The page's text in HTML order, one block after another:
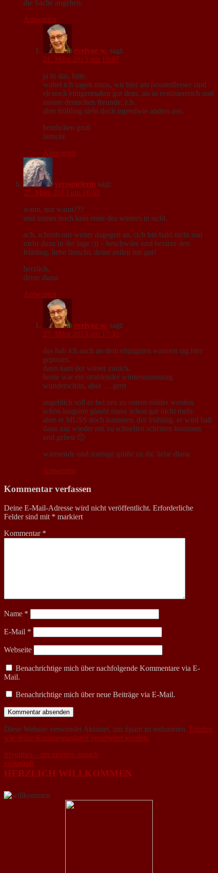
die Sache angehen.
Antworten
evelyne w. sagt:
21. März 2013 um 19:07
ja tu das, bitte.
wobei ich sagen muss, wir hier am neusiedlersee sind
eh noch einigermaßen gut dran, als in restösterreich und
unsere deutschen freunde, z.b.
aber frühling sieht doch irgendwie anders aus.
herzlichen gruß
lintschi
Antworten
versspielerin sagt:
27. März 2013 um 16:42
wann, nur wann???
und immer noch kein ende des winters in sicht.
ach, schreib nur weiter dagegen an, (ich bin bald nicht mal
mehr dazu in der lage ;)) – beschwöre und bezirze den
frühling, liebe lintschi, deine zeilen tun gut!
herzlich,
deine diana
Antworten
evelyne w. sagt:
27. März 2013 um 17:32
das hab ich auch an dem einzigsten warmen tag hier
gepostet.
dann kam der winter zurück.
heute war ein strahlender wintersonnentag.
wunderschön, aber … grrrr
angeblich soll es bei uns zu ostern milder werden.
schön langsam glaubt mans schon gar nicht mehr.
aber er MUSS doch kommen, der frühling. er wird halt
dann nur wieder mit zu schnellen schritten kommen
und gehen 🙁
wärmende und sonnige grüße zu dir, liebe diana
Antworten
Kommentar verfassen
Deine E-Mail-Adresse wird nicht veröffentlicht. Erforderliche
Felder sind mit * markiert
Kommentar *
Name *
E-Mail *
Webseite
Benachrichtige mich über nachfolgende Kommentare via E-
Mail.
Benachrichtige mich über neue Beiträge via E-Mail.
Diese Website verwendet Akismet, um Spam zu reduzieren. Erfahre,
wie deine Kommentardaten verarbeitet werden.
Beitragsnavigation
frivolities – am morgen danach
verknüpft
HERZLICH WILLKOMMEN